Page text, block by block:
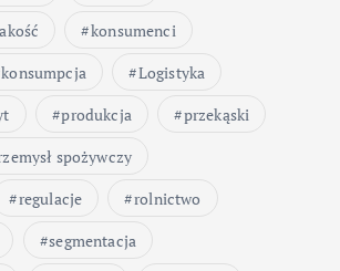
konsumenci
konsumpcja
Logistyka
produkcja
przekąski
spożywczy
regulacje
rolnictwo
segmentacja